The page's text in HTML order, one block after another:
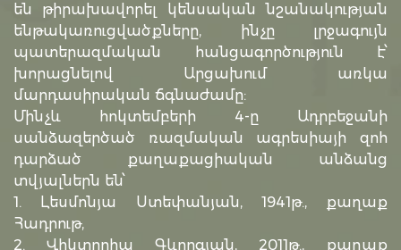
են թիրախավորել կենսական նշանակության
ենթակառուցվածքները, ինչը լրջագույն
պատերազմական հանցագործություն է՝
խորացնելով Արցախում առկա
մարդասիրական ճգնաժամը:
Մինչև հոկտեմբերի 4-ը Ադրբեջանի
սանձազերծած ռազմական ագրեսիայի զոհ
դարձած քաղաքացիական անձանց
տվյալներն են՝
1. Լեսմոնյա Ստեփանյան, 1941թ., քաղաք
Հադրութ,
2. Վիկտորիա Գևորգյան, 2011թ., քաղաք